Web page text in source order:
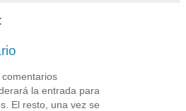
la entrada para
El resto, una vez se